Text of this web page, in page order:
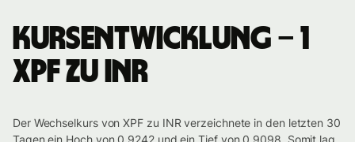
Kursentwicklung – 1
XPF zu INR
Der Wechselkurs von XPF zu INR verzeichnete in den letzten 30